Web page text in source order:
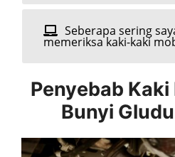
Seberapa sering
memeriksa kaki-kaki
Penyebab
Bunyi